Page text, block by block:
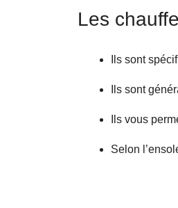
Les
Ils sont
Ils sont
Ils vous
Selon